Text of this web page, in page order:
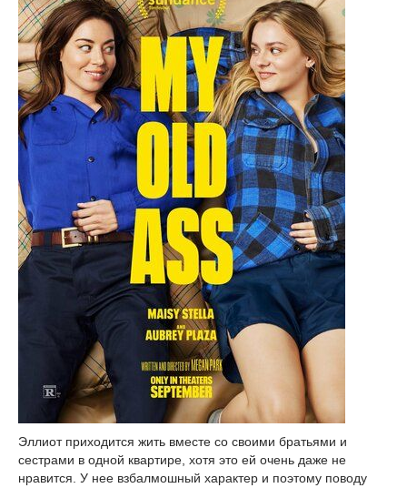
Эллиот приходится жить вместе со своими братьями и
сестрами в одной квартире, хотя это ей очень даже не
нравится. У нее взбалмошный характер и поэтому поводу